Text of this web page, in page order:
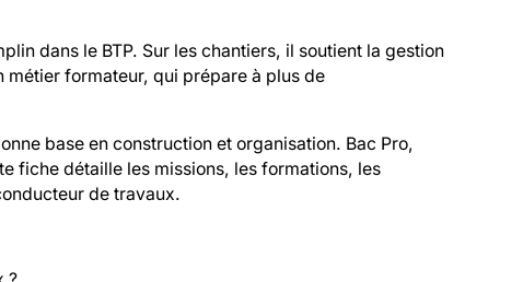
dans le BTP. Sur les chantiers, il soutient la gestion
formateur, qui prépare à plus de
base en construction et organisation. Bac Pro,
fiche détaille les missions, les formations, les
de travaux.